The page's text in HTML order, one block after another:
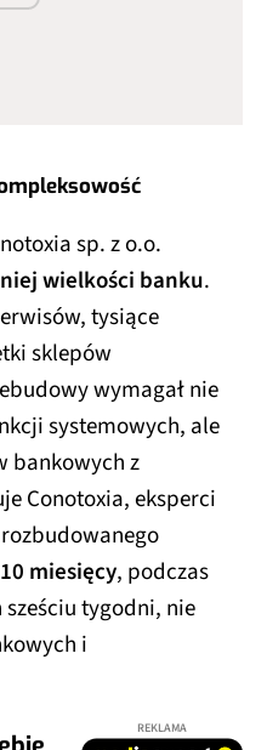
sp. z o.o.
wielkości banku.
tysiące
sklepów
wymagał nie
systemowych, ale
bankowych z
Conotoxia, eksperci
miesięcy, podczas
sześciu tygodni, nie
i
REKLAMA